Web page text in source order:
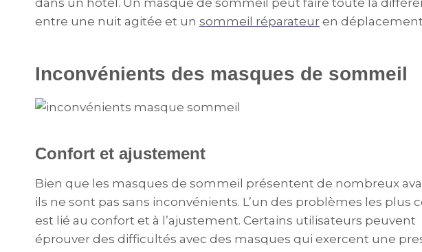
dans un hôtel. Un masque de sommeil peut faire toute la
entre une nuit agitée et un sommeil réparateur en
Inconvénients des masques de sommeil
Confort et ajustement
Bien que les masques de sommeil présentent de nombreux
ils ne sont pas sans inconvénients. L’un des problèmes les plus
est lié au confort et à l’ajustement. Certains utilisateurs peuvent
éprouver des difficultés avec des masques qui exercent une